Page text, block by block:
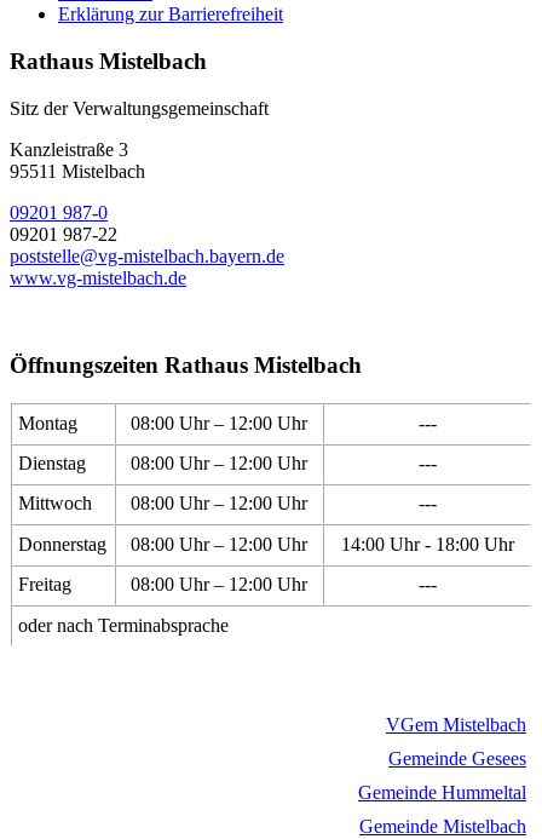
Erklärung zur Barrierefreiheit
Rathaus Mistelbach
Sitz der Verwaltungsgemeinschaft
Kanzleistraße 3
95511 Mistelbach
09201 987-0
09201 987-22
poststelle@vg-mistelbach.bayern.de
www.vg-mistelbach.de
Öffnungszeiten Rathaus Mistelbach
Montag 08:00 Uhr – 12:00 Uhr
---
Dienstag
08:00 Uhr – 12:00 Uhr
---
Mittwoch
08:00 Uhr – 12:00 Uhr
---
Donnerstag
08:00 Uhr – 12:00 Uhr
14:00 Uhr - 18:00 Uhr
Freitag
08:00 Uhr – 12:00 Uhr
---
oder nach Terminabsprache
VGem Mistelbach
Gemeinde Gesees
Gemeinde Hummeltal
Gemeinde Mistelbach